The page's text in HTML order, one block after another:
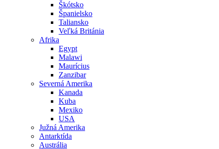
Škótsko
Španielsko
Taliansko
Veľká Británia
Afrika
Egypt
Malawi
Maurícius
Zanzibar
Severná Amerika
Kanada
Kuba
Mexiko
USA
Južná Amerika
Antarktída
Austrália